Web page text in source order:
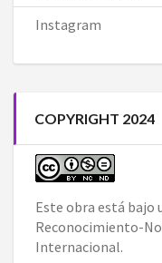
Instagram
COPYRIGHT 2024
Este obra está bajo
Reconocimiento-
Internacional.